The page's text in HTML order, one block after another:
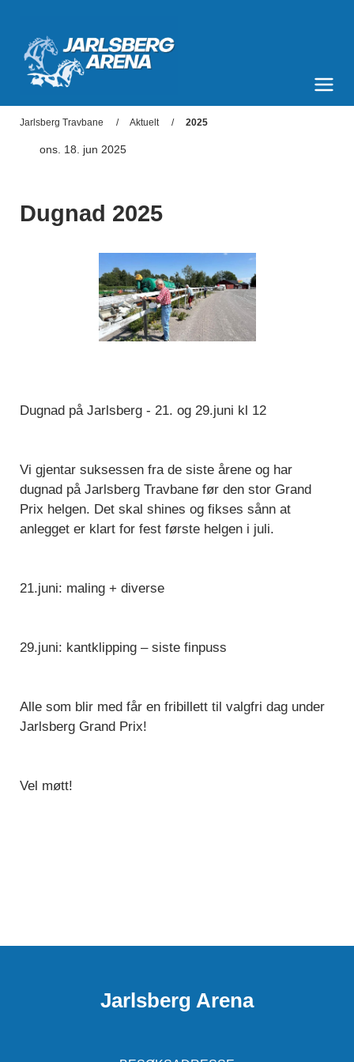
Jarlsberg Travbane Aktuelt 2025
ons. 18. jun 2025
Dugnad 2025
Dugnad på Jarlsberg - 21. og 29.juni kl 12
Vi gjentar suksessen fra de siste årene og har
dugnad på Jarlsberg Travbane før den stor Grand
Prix helgen. Det skal shines og fikses sånn at
anlegget er klart for fest første helgen i juli.
21.juni: maling + diverse
29.juni: kantklipping – siste finpuss
Alle som blir med får en fribillett til valgfri dag under
Jarlsberg Grand Prix!
Vel møtt!
Jarlsberg Arena